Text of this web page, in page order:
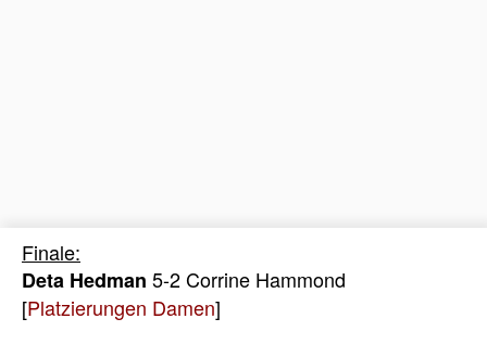
Finale:
Deta Hedman 5-2 Corrine Hammond
[Platzierungen Damen]